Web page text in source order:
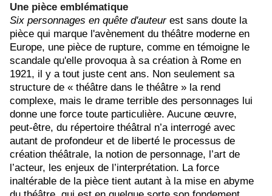
Une pièce emblématique
Six personnages en quête d'auteur est sans doute la
pièce qui marque l'avènement du théâtre moderne en
Europe, une pièce de rupture, comme en témoigne le
scandale qu'elle provoqua à sa création à Rome en
1921, il y a tout juste cent ans. Non seulement sa
structure de « théâtre dans le théâtre » la rend
complexe, mais le drame terrible des personnages lui
donne une force toute particulière. Aucune œuvre,
peut-être, du répertoire théâtral n’a interrogé avec
autant de profondeur et de liberté le processus de
création théâtrale, la notion de personnage, l’art de
l’acteur, les enjeux de l’interprétation. La force
inaltérable de la pièce tient autant à la mise en abyme